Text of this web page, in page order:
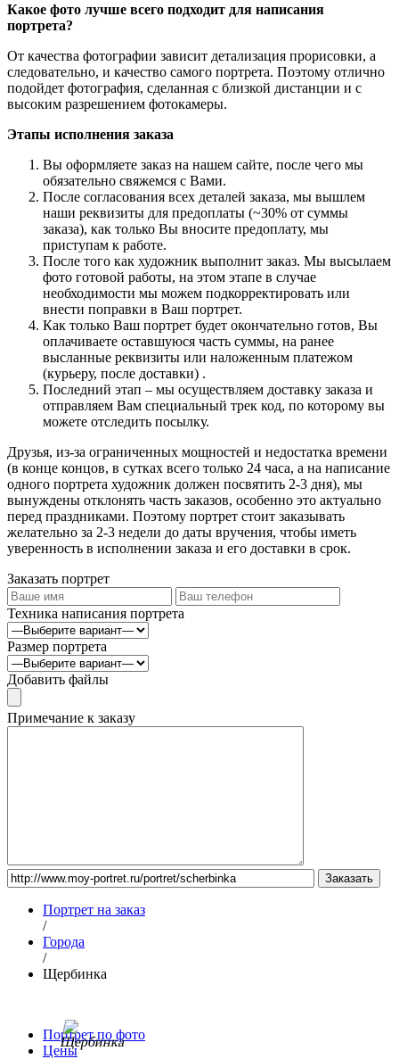
Какое фото лучше всего подходит для написания
портрета?
От качества фотографии зависит детализация прорисовки, а
следовательно, и качество самого портрета. Поэтому отлично
подойдет фотография, сделанная с близкой дистанции и с
высоким разрешением фотокамеры.
Этапы исполнения заказа
Вы оформляете заказ на нашем сайте, после чего мы
обязательно свяжемся с Вами.
После согласования всех деталей заказа, мы вышлем
наши реквизиты для предоплаты (~30% от суммы
заказа), как только Вы вносите предоплату, мы
приступам к работе.
После того как художник выполнит заказ. Мы высылаем
фото готовой работы, на этом этапе в случае
необходимости мы можем подкорректировать или
внести поправки в Ваш портрет.
Как только Ваш портрет будет окончательно готов, Вы
оплачиваете оставшуюся часть суммы, на ранее
высланные реквизиты или наложенным платежом
(курьеру, после доставки) .
Последний этап – мы осуществляем доставку заказа и
отправляем Вам специальный трек код, по которому вы
можете отследить посылку.
Друзья, из-за ограниченных мощностей и недостатка времени
(в конце концов, в сутках всего только 24 часа, а на написание
одного портрета художник должен посвятить 2-3 дня), мы
вынуждены отклонять часть заказов, особенно это актуально
перед праздниками. Поэтому портрет стоит заказывать
желательно за 2-3 недели до даты вручения, чтобы иметь
уверенность в исполнении заказа и его доставки в срок.
Заказать портрет
Техника написания портрета
Размер портрета
Добавить файлы
Примечание к заказу
Портрет на заказ
/
Города
/
Щербинка
Портрет по фото
Цены